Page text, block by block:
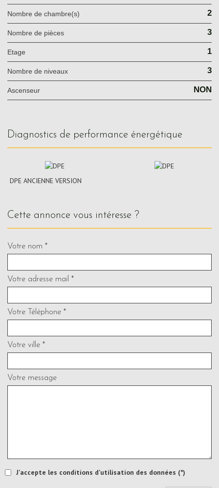
Nombre de chambre(s) 2
Nombre de pièces 3
Etage 1
Nombre de niveaux 3
Ascenseur NON
diagnostics de performance énergétique
DPE ANCIENNE VERSION
cette annonce vous intéresse ?
Votre nom *
Votre adresse mail *
Votre Téléphone *
Votre ville *
Votre message
J'accepte les conditions d'utilisation des données (*)